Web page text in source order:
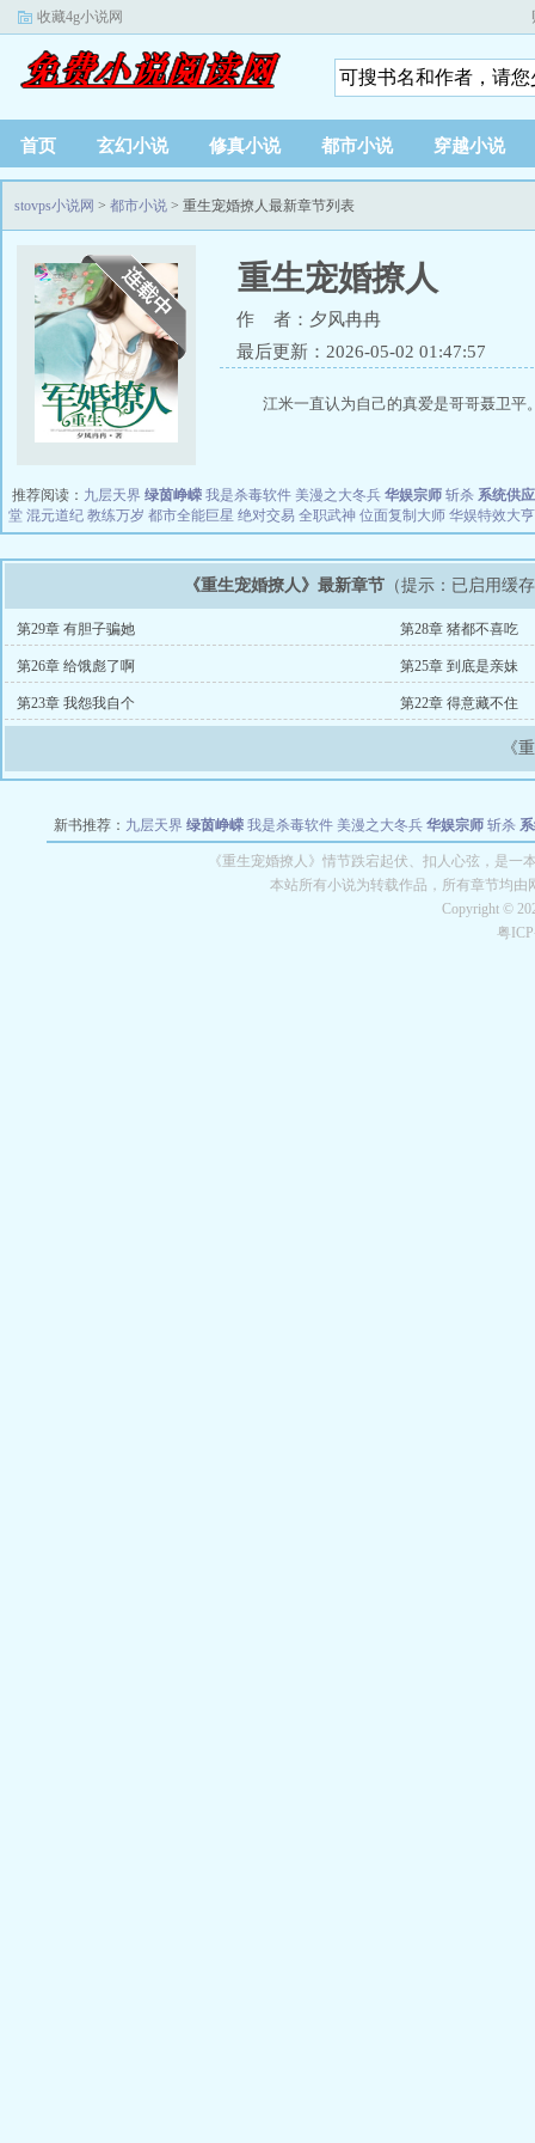
收藏4g小说网
首页 玄幻小说 修真小说 都市小说 穿越小说
stovps小说网 > 都市小说 > 重生宠婚撩人最新章节列表
重生宠婚撩人
作 者：夕风冉冉
最后更新：2026-05-02 01:47:57
江米一直认为自己的真爱是哥哥聂卫
推荐阅读： 九层天界 绿茵峥嵘 我是杀毒软件 美漫之大冬兵 华娱宗师 斩杀 系统供
堂 混元道纪 教练万岁 都市全能巨星 绝对交易 全职武神 位面复制大师 华娱特效大亨
《重生宠婚撩人》最新章节 （提示：已启用缓
第29章 有胆子骗她 第28章 猪都不喜吃
第26章 给饿彪了啊 第25章 到底是亲妹
第23章 我怨我自个 第22章 得意藏不住
《
新书推荐： 九层天界 绿茵峥嵘 我是杀毒软件 美漫之大冬兵 华娱宗师 斩杀
教练万岁 都市全能巨星 绝对交易 全职武神 位面复
《重生宠婚撩人》情节跌宕起伏、扣人心弦，是
本站所有小说为转载作品，所有章节均
Copyright ©
粤